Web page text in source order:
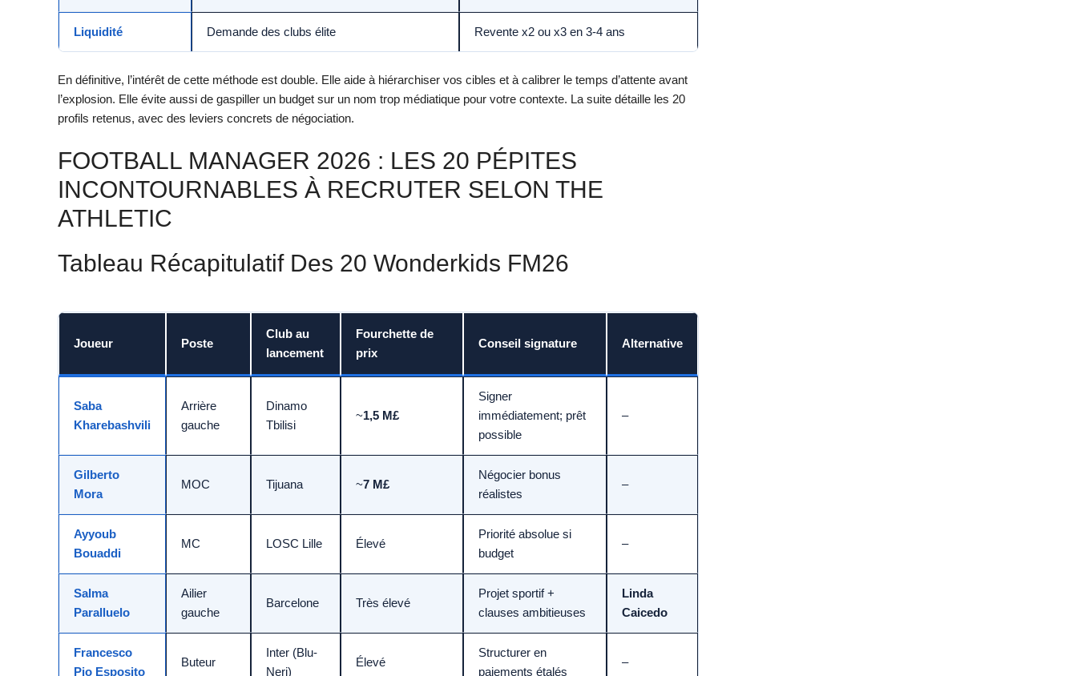
Liquidité Demande des clubs élite Revente x2 ou x3 en 3-4 ans
En définitive, l’intérêt de cette méthode est double. Elle aide à hiérarchiser vos cibles et à calibrer le temps d’attente avant
l’explosion. Elle évite aussi de gaspiller un budget sur un nom trop médiatique pour votre contexte. La suite détaille les 20
profils retenus, avec des leviers concrets de négociation.
FOOTBALL MANAGER 2026 : LES 20 PÉPITES
INCONTOURNABLES À RECRUTER SELON THE
ATHLETIC
Tableau Récapitulatif Des 20 Wonderkids FM26
Joueur Poste
Club au
lancement
Fourchette de
prix
Conseil signature Alternative
Saba
Kharebashvili
Arrière
gauche
Dinamo
Tbilisi
~1,5 M£
Signer
immédiatement; prêt
possible
–
Gilberto
Mora
MOC Tijuana ~7 M£
Négocier bonus
réalistes
–
Ayyoub
Bouaddi
MC LOSC Lille Élevé
Priorité absolue si
budget
–
Salma
Paralluelo
Ailier
gauche
Barcelone Très élevé
Projet sportif +
clauses ambitieuses
Linda
Caicedo
Francesco
Pio Esposito
Buteur
Inter (Blu-
Neri)
Élevé
Structurer en
paiements étalés
–